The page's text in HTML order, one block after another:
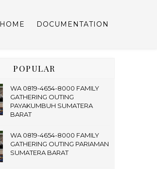
HOME DOCUMENTATION
POPULAR
WA 0819-4654-8000 FAMILY
GATHERING OUTING
PAYAKUMBUH SUMATERA
BARAT
WA 0819-4654-8000 FAMILY
GATHERING OUTING PARIAMAN
SUMATERA BARAT